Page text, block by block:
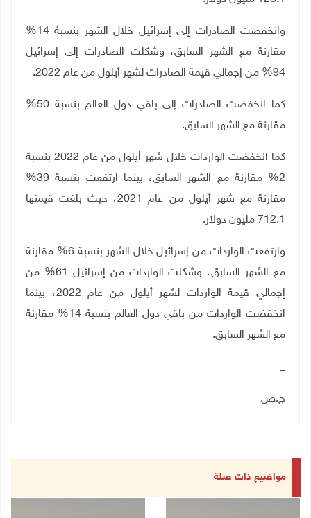
وانخفضت الصادرات إلى إسرائيل خلال الشهر بنسبة 14%
مقارنة مع الشهر السابق، وشكلت الصادرات إلى إسرائيل
94% من إجمالي قيمة الصادرات لشهر أيلول من عام 2022
.
كما انخفضت الصادرات إلى باقي دول العالم بنسبة 50%
مقارنة مع الشهر السابق.
كما انخفضت الواردات خلال شهر أيلول من عام 2022 بنسبة
2% مقارنة مع الشهر السابق، بينما ارتفعت بنسبة 39%
مقارنة مع شهر أيلول من عام 2021، حيث بلغت قيمتها
712.1 مليون دولار
.
وارتفعت الواردات من إسرائيل خلال الشهر بنسبة 6% مقارنة
مع الشهر السابق، وشكلت الواردات من إسرائيل 61% من
إجمالي قيمة الواردات لشهر أيلول من عام 2022، بينما
انخفضت الواردات من باقي دول العالم بنسبة 14% مقارنة
مع الشهر السابق.
ج.ص
مواضيع ذات صلة